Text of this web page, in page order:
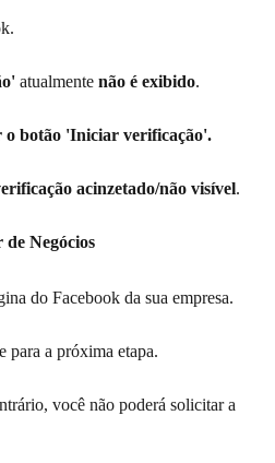
atualmente não é exibido.
o botão 'Iniciar verificação'.
acinzetado/não visível.
Negócios
do Facebook da sua empresa.
para a próxima etapa.
você não poderá solicitar a